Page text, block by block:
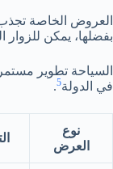
العروض الخاصة
بفضلها، يمكن
السياحة تطوير
في الدولة5
.
نوع
العرض